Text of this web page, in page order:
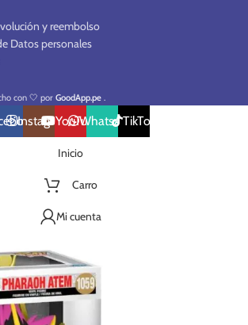
y reembolso
Datos personales
con 🤍 por GoodApp.pe .
InstagramYouTubeWhatsAppTikTok
Inicio
Carro
Mi cuenta